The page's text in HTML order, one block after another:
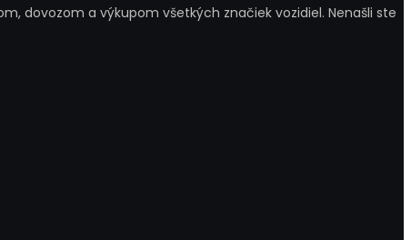
dovozom a výkupom všetkých značiek vozidiel. Nenašli ste